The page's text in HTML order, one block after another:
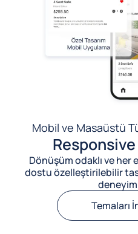
Mobil ve Masaüstü
Responsive
Dönüşüm odaklı ve her
dostu özelleştirilebilir
Temaları